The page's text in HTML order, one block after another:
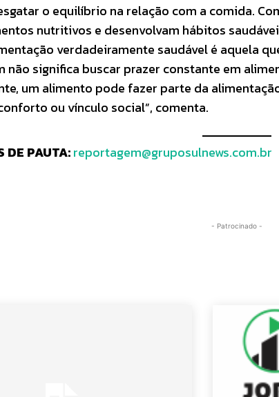
o equilíbrio na relação com a comida.
nutritivos e desenvolvam hábitos
verdadeiramente saudável é aquela
não significa buscar prazer constante em
um alimento pode fazer parte da
ou vínculo social”, comenta.
DE PAUTA:reportagem@gruposulnews.com.br
- Patrocinado -